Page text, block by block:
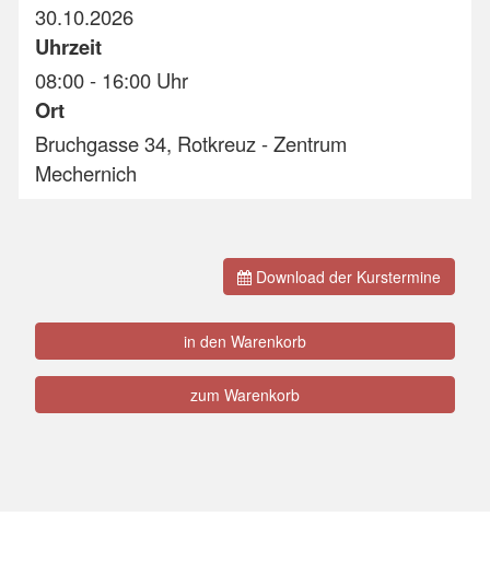
30.10.2026
Uhrzeit
08:00 - 16:00 Uhr
Ort
Bruchgasse 34, Rotkreuz - Zentrum
Mechernich
Download der Kurstermine
in den Warenkorb
zum Warenkorb